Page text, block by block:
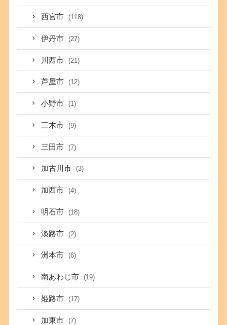
西宮市 (118)
伊丹市 (27)
川西市 (21)
芦屋市 (12)
小野市 (1)
三木市 (9)
三田市 (7)
加古川市 (3)
加西市 (4)
明石市 (18)
淡路市 (2)
洲本市 (6)
南あわじ市 (19)
姫路市 (17)
加東市 (7)